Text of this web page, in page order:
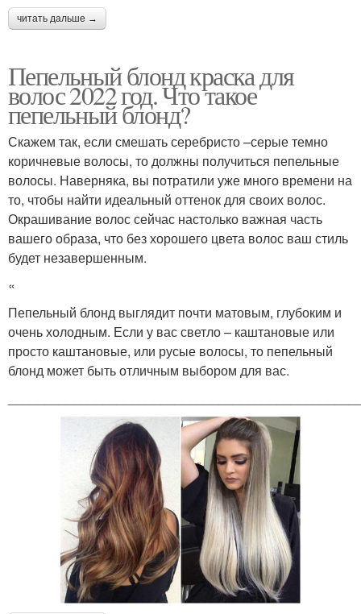
читать дальше →
Пепельный блонд краска для
волос 2022 год. Что такое
пепельный блонд?
Скажем так, если смешать серебристо –серые темно
коричневые волосы, то должны получиться пепельные
волосы. Наверняка, вы потратили уже много времени на
то, чтобы найти идеальный оттенок для своих волос.
Окрашивание волос сейчас настолько важная часть
вашего образа, что без хорошего цвета волос ваш стиль
будет незавершенным.
«
Пепельный блонд выглядит почти матовым, глубоким и
очень холодным. Если у вас светло – каштановые или
просто каштановые, или русые волосы, то пепельный
блонд может быть отличным выбором для вас.